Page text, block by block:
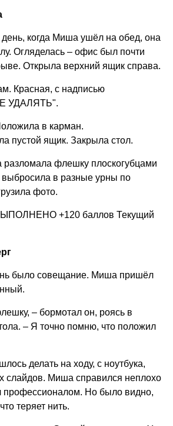
когда Миша ушёл на обед, она
Огляделась – офис был почти
Открыла верхний ящик справа.
Красная, с надписью
УДАЛЯТЬ".
в карман.
пустой ящик. Закрыла стол.
разломала флешку плоскогубцами
выбросила в разные урны по
фото.
+120 баллов Текущий
было совещание. Миша пришёл
– бормотал он, роясь в
– Я точно помню, что положил
делать на ходу, с ноутбука,
слайдов. Миша справился неплохо
профессионалом. Но было видно,
теряет нить.